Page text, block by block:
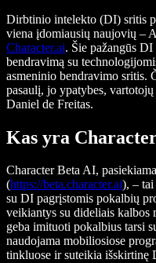
Dirbtinio intelekto (DI) sritis
viena įdomiausių naujovių –
Character.ai. Šie pažangūs
bendravimą su
asmeninio bendravimo sritis.
pasaulį, jo ypatybes,
Daniel de Freitas.
Kas yra
Character Beta AI,
(https://beta.character.ai), –
su DI pagrįstomis pokalbių
veikiantys su dideliais
geba imituoti pokalbius tarsi
naudojama mobiliosiose
tinkluose ir suteikia išskirtinę